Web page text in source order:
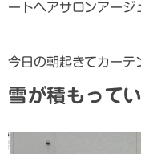
ートヘアサロンアージ
今日の朝起きてカーテ
雪が積もって